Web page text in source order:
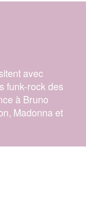
avec
funk-rock des
à Bruno
Madonna et